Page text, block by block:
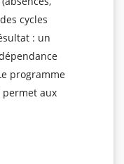
cycles
: un
programme
permet aux